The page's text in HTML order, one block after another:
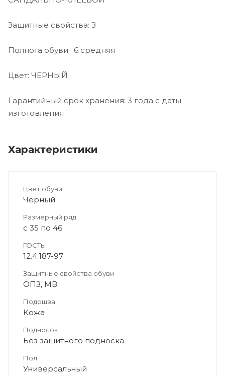
Защитные свойства: З
Полнота обуви: 6 средняя
Цвет: ЧЕРНЫЙ
Гарантийный срок хранения: 3 года с даты
изготовления
Характеристики
Цвет обуви
Черный
Размерный ряд
с 35 по 46
ГОСТы
12.4.187-97
Защитные свойства обуви
ОПЗ, МВ
Подошва
Кожа
Подносок
Без защитного подноска
Пол
Универсальный